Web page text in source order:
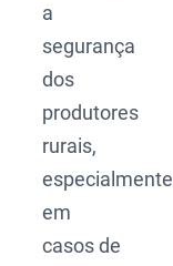
a
segurança
dos
produtores
rurais,
especialmente
em
casos de